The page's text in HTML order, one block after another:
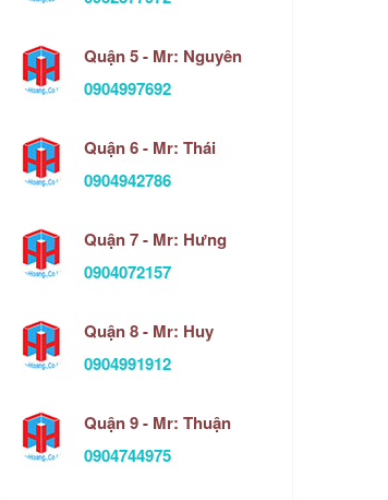
Quận 5 - Mr: Nguyên
0904997692
Quận 6 - Mr: Thái
0904942786
Quận 7 - Mr: Hưng
0904072157
Quận 8 - Mr: Huy
0904991912
Quận 9 - Mr: Thuận
0904744975